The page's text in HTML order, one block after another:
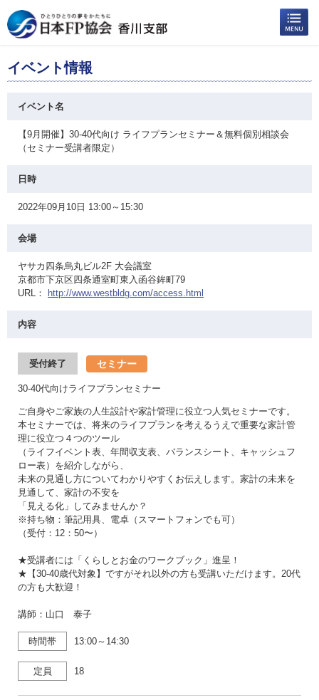
イベント情報
イベント名
【9月開催】30-40代向け ライフプランセミナー＆無料個別相談会
（セミナー受講者限定）
日時
2022年09月10日 13:00～15:30
会場
ヤサカ四条烏丸ビル2F 大会議室
京都市下京区四条通室町東入函谷鉾町79
URL：
http://www.westbldg.com/access.html
内容
受付終了 セミナー
30-40代向けライフプランセミナー
ご自身やご家族の人生設計や家計管理に役立つ人気セミナーです。
本セミナーでは、将来のライフプランを考えるうえで重要な家計管
理に役立つ４つのツール
（ライフイベント表、年間収支表、バランスシート、キャッシュフ
ロー表）を紹介しながら、
未来の見通し方についてわかりやすくお伝えします。家計の未来を
見通して、家計の不安を
「見える化」してみませんか？
※持ち物：筆記用具、電卓（スマートフォンでも可）
（受付：12：50〜）
★受講者には「くらしとお金のワークブック」進呈！
★【30-40歳代対象】ですがそれ以外の方も受講いただけます。20代
の方も大歓迎！
講師：山口 泰子
時間帯 13:00～14:30
定員 18